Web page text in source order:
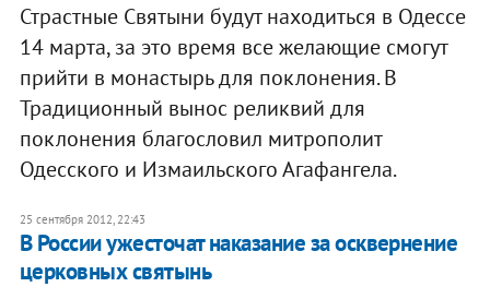
Страстные Святыни будут находиться в Одессе
14 марта, за это время все желающие смогут
прийти в монастырь для поклонения. В
Традиционный вынос реликвий для
поклонения благословил митрополит
Одесского и Измаильского Агафангела.
25 сентября 2012, 22:43
В России ужесточат наказание за осквернение
церковных святынь